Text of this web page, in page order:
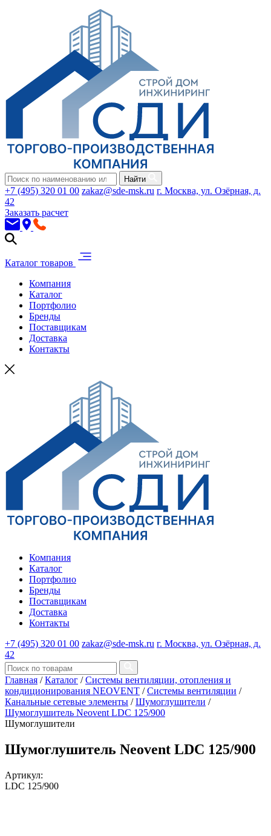
Найти
+7 (495) 320 01 00 zakaz@sde-msk.ru г. Москва, ул. Озёрная, д.
42
Заказать расчет
Каталог товаров
Компания
Каталог
Портфолио
Бренды
Поставщикам
Доставка
Контакты
Компания
Каталог
Портфолио
Бренды
Поставщикам
Доставка
Контакты
+7 (495) 320 01 00 zakaz@sde-msk.ru г. Москва, ул. Озёрная, д.
42
Главная / Каталог / Системы вентиляции, отопления и
кондиционирования NEOVENT / Системы вентиляции /
Канальные сетевые элементы / Шумоглушители /
Шумоглушитель Neovent LDC 125/900
Шумоглушители
Шумоглушитель Neovent LDC 125/900
Артикул:
LDC 125/900